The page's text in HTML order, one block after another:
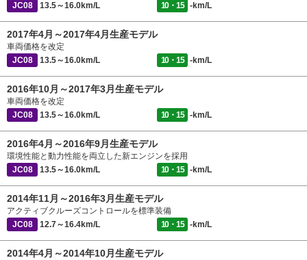
JC08
13.5～16.0km/L 10・15 -km/L
2017年4月～2017年4月生産モデル
車両価格を改定
JC08
13.5～16.0km/L 10・15 -km/L
2016年10月～2017年3月生産モデル
車両価格を改定
JC08
13.5～16.0km/L 10・15 -km/L
2016年4月～2016年9月生産モデル
環境性能と動力性能を両立した新エンジンを採用
JC08
13.5～16.0km/L 10・15 -km/L
2014年11月～2016年3月生産モデル
アクティブクルーズコントロールを標準装備
JC08
12.7～16.4km/L 10・15 -km/L
2014年4月～2014年10月生産モデル